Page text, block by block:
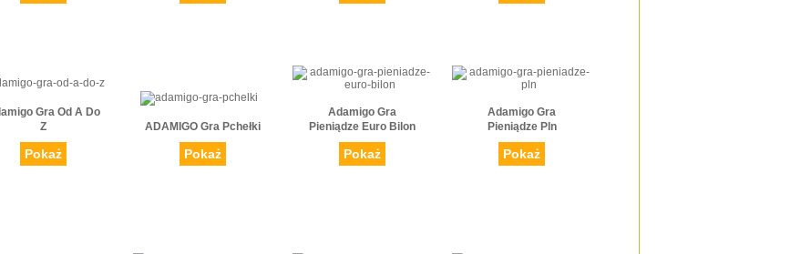
Gra Od A Do
Z
Pokaż
ADAMIGO Gra Pchełki
Pokaż
Adamigo Gra
Pieniądze Euro Bilon
Pokaż
Adamigo Gra
Pieniądze Pln
Pokaż